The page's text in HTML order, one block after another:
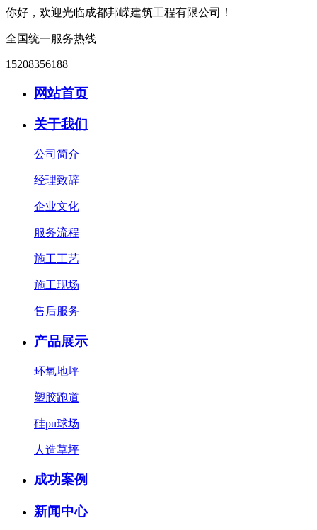
你好，欢迎光临成都邦嵘建筑工程有限公司！
全国统一服务热线
15208356188
网站首页
关于我们
公司简介
经理致辞
企业文化
服务流程
施工工艺
施工现场
售后服务
产品展示
环氧地坪
塑胶跑道
硅pu球场
人造草坪
成功案例
新闻中心